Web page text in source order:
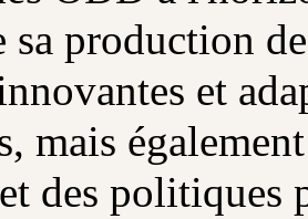
sa production
et
mais
des politiques